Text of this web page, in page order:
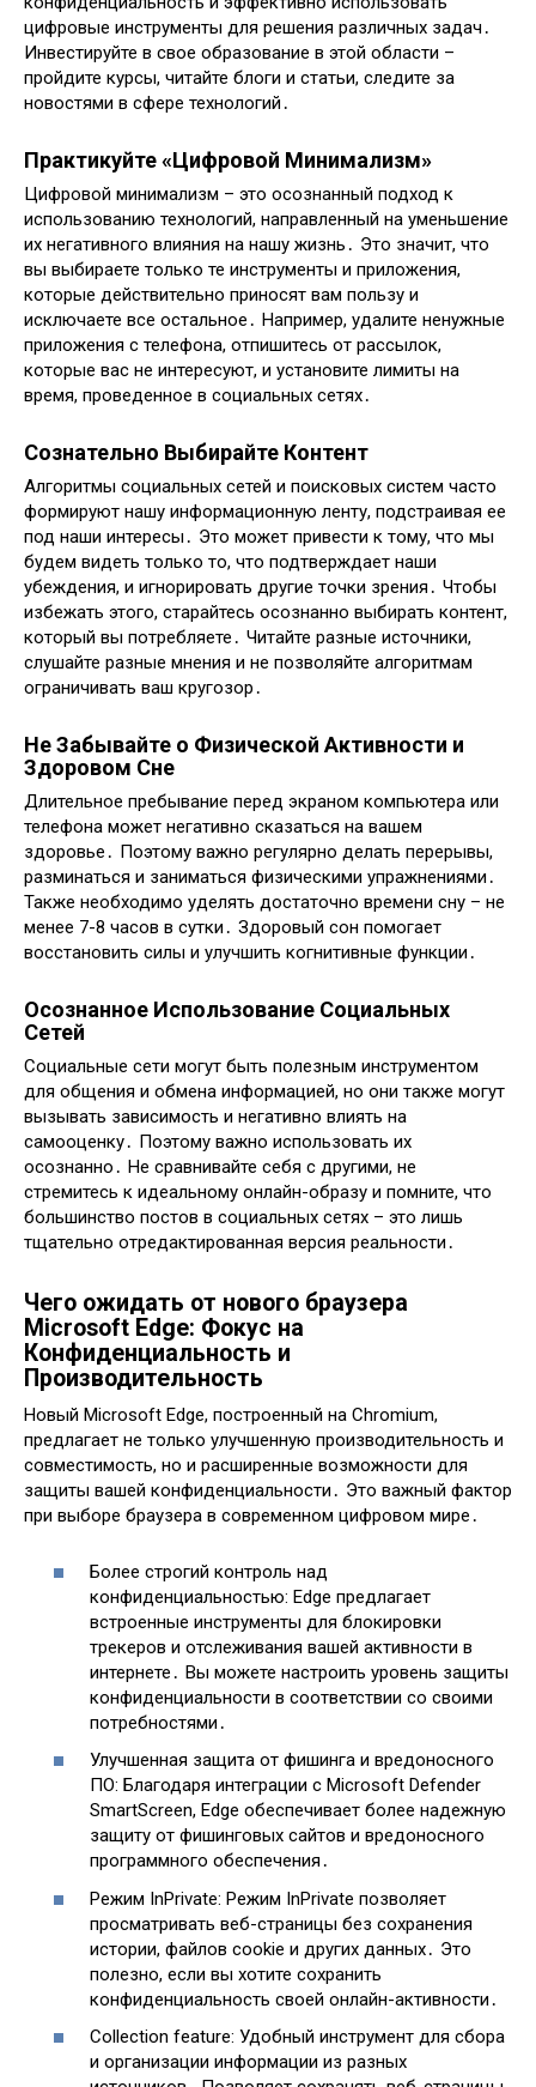
цифровые инструменты для решения различных задач․
Инвестируйте в свое образование в этой области –
пройдите курсы, читайте блоги и статьи, следите за
новостями в сфере технологий․
Практикуйте «Цифровой Минимализм»
Цифровой минимализм – это осознанный подход к
использованию технологий, направленный на уменьшение
их негативного влияния на нашу жизнь․ Это значит, что
вы выбираете только те инструменты и приложения,
которые действительно приносят вам пользу и
исключаете все остальное․ Например, удалите ненужные
приложения с телефона, отпишитесь от рассылок,
которые вас не интересуют, и установите лимиты на
время, проведенное в социальных сетях․
Сознательно Выбирайте Контент
Алгоритмы социальных сетей и поисковых систем часто
формируют нашу информационную ленту, подстраивая ее
под наши интересы․ Это может привести к тому, что мы
будем видеть только то, что подтверждает наши
убеждения, и игнорировать другие точки зрения․ Чтобы
избежать этого, старайтесь осознанно выбирать контент,
который вы потребляете․ Читайте разные источники,
слушайте разные мнения и не позволяйте алгоритмам
ограничивать ваш кругозор․
Не Забывайте о Физической Активности и
Здоровом Сне
Длительное пребывание перед экраном компьютера или
телефона может негативно сказаться на вашем
здоровье․ Поэтому важно регулярно делать перерывы,
разминаться и заниматься физическими упражнениями․
Также необходимо уделять достаточно времени сну – не
менее 7-8 часов в сутки․ Здоровый сон помогает
восстановить силы и улучшить когнитивные функции․
Осознанное Использование Социальных
Сетей
Социальные сети могут быть полезным инструментом
для общения и обмена информацией, но они также могут
вызывать зависимость и негативно влиять на
самооценку․ Поэтому важно использовать их
осознанно․ Не сравнивайте себя с другими, не
стремитесь к идеальному онлайн-образу и помните, что
большинство постов в социальных сетях – это лишь
тщательно отредактированная версия реальности․
Чего ожидать от нового браузера
Microsoft Edge: Фокус на
Конфиденциальность и
Производительность
Новый Microsoft Edge, построенный на Chromium,
предлагает не только улучшенную производительность и
совместимость, но и расширенные возможности для
защиты вашей конфиденциальности․ Это важный фактор
при выборе браузера в современном цифровом мире․
Более строгий контроль над
конфиденциальностью: Edge предлагает
встроенные инструменты для блокировки
трекеров и отслеживания вашей активности в
интернете․ Вы можете настроить уровень защиты
конфиденциальности в соответствии со своими
потребностями․
Улучшенная защита от фишинга и вредоносного
ПО: Благодаря интеграции с Microsoft Defender
SmartScreen, Edge обеспечивает более надежную
защиту от фишинговых сайтов и вредоносного
программного обеспечения․
Режим InPrivate: Режим InPrivate позволяет
просматривать веб-страницы без сохранения
истории, файлов cookie и других данных․ Это
полезно, если вы хотите сохранить
конфиденциальность своей онлайн-активности․
Collection feature: Удобный инструмент для сбора
и организации информации из разных